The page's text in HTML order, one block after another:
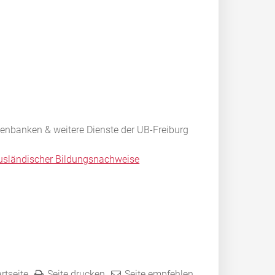
& weitere Dienste der UB-Freiburg
Bildungsnachweise